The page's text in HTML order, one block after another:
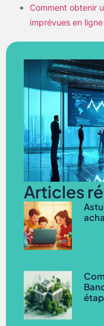
Comment obtenir
imprévues en ligne
Articles